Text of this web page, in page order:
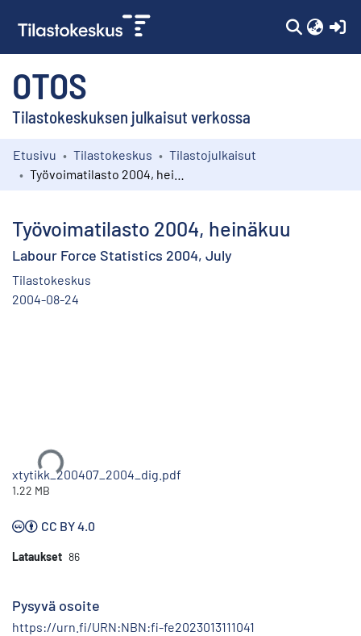
OTOS
Tilastokeskuksen julkaisut verkossa
Kokoelmat
Etusivu Tilastokeskus
Tilastojulkaisut
Työvoimatilasto 2004, heinäkuu
Labour Force Statistics 2004, July
Tilastokeskus
2004-08-24
Ladataan...
xtytikk_200407_2004_dig.pdf
1.22 MB
CC BY 4.0
Lataukset 86
Pysyvä osoite
https://urn.fi/URN:NBN:fi-fe2023013111041